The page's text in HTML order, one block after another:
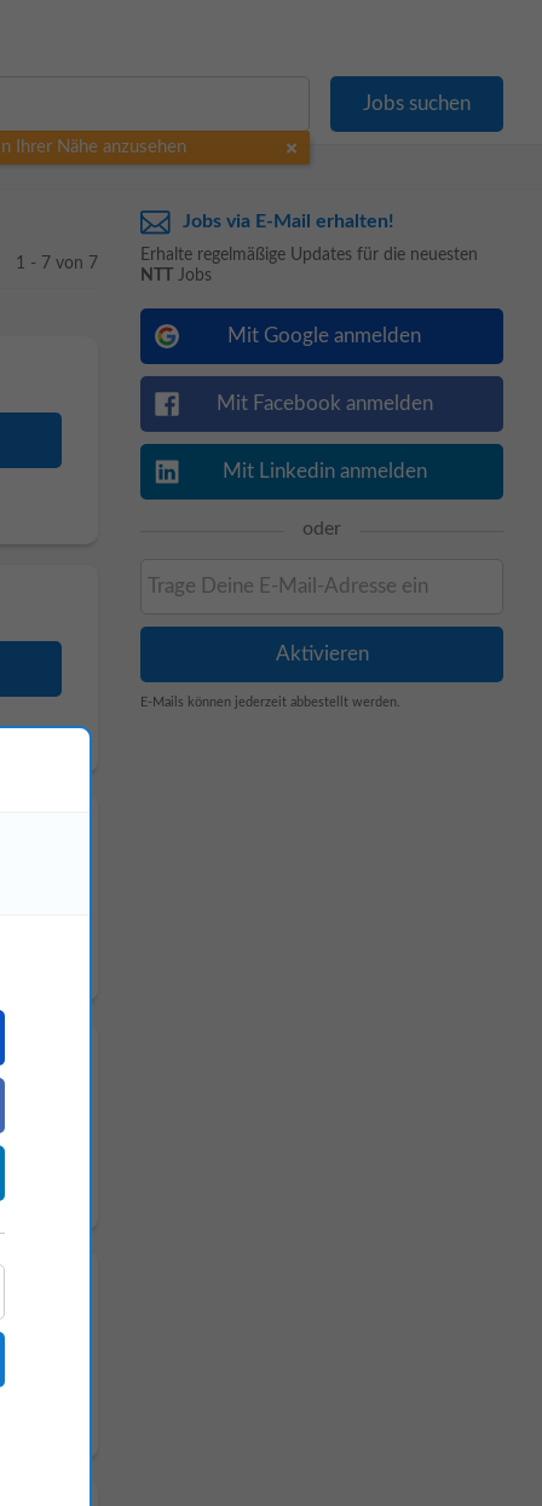
Ihrer Nähe anzusehen
1 - 7 von 7
Jobs via E-Mail erhalten!
Erhalte regelmäßige Updates für die neuesten
NTT
Jobs
Mit Google anmelden
Mit Facebook anmelden
Mit Linkedin anmelden
oder
E-Mails können jederzeit abbestellt werden.